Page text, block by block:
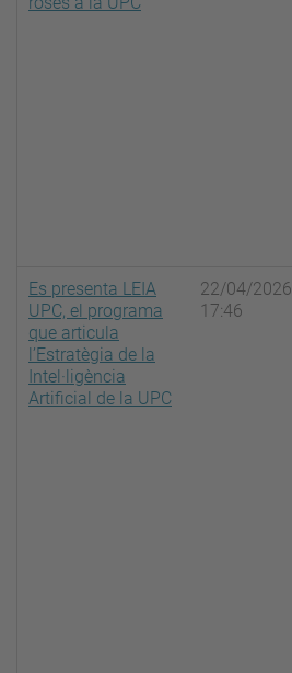
Es presenta LEIA
UPC, el programa
que articula
l’Estratègia de la
Intel·ligència
Artificial de la UPC
22/04/2026
17:46